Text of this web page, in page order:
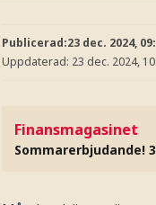
Publicerad:23 dec. 2024,
Uppdaterad: 23 dec. 2024,
Finansmagasinet
Sommarerbjudande!